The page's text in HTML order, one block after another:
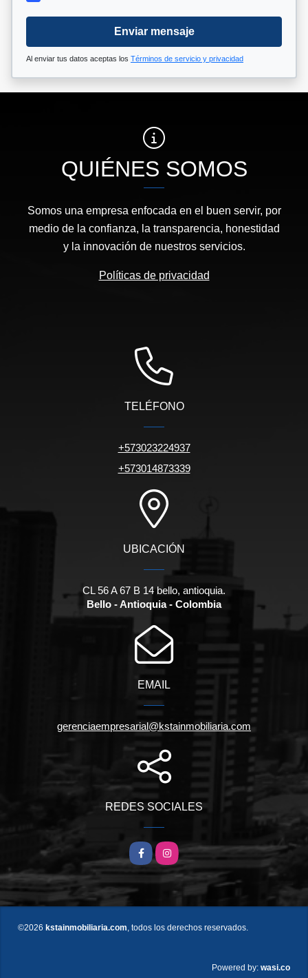
Enviar mensaje
Al enviar tus datos aceptas los Términos de servicio y privacidad
QUIÉNES SOMOS
Somos una empresa enfocada en el buen servir, por
medio de la confianza, la transparencia, honestidad
y la innovación de nuestros servicios.
Políticas de privacidad
TELÉFONO
+573023224937
+573014873339
UBICACIÓN
CL 56 A 67 B 14 bello, antioquia.
Bello - Antioquia - Colombia
EMAIL
gerenciaempresarial@kstainmobiliaria.com
REDES SOCIALES
FacebookInstagram
©2026 kstainmobiliaria.com, todos los derechos reservados.
Powered by: wasi.co